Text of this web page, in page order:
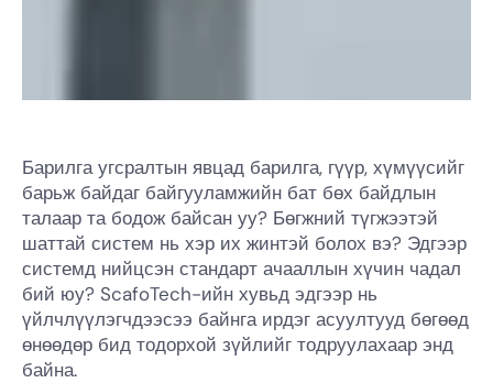
Барилга угсралтын явцад барилга, гүүр, хүмүүсийг
барьж байдаг байгууламжийн бат бөх байдлын
талаар та бодож байсан уу? Бөгжний түгжээтэй
шаттай систем нь хэр их жинтэй болох вэ? Эдгээр
системд нийцсэн стандарт ачааллын хүчин чадал
бий юу? ScafoTech-ийн хувьд эдгээр нь
үйлчлүүлэгчдээсээ байнга ирдэг асуултууд бөгөөд
өнөөдөр бид тодорхой зүйлийг тодруулахаар энд
байна.